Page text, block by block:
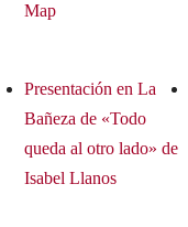
Map
Presentación en La
Bañeza de «Todo
queda al otro lado» de
Isabel Llanos